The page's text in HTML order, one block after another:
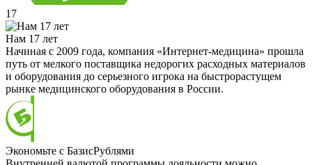
17
Нам 17 лет
Начиная с 2009 года, компания «Интернет-медицина» прошла
путь от мелкого поставщика недорогих расходных материалов
и оборудования до серьезного игрока на быстрорастущем
рынке медицинского оборудования в России.
Экономьте с БазисРублями